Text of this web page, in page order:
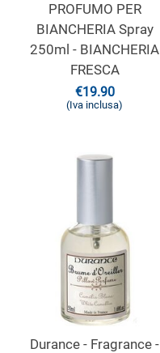
PROFUMO PER
BIANCHERIA Spray
250ml - BIANCHERIA
FRESCA
€19.90
(Iva inclusa)
Durance - Fragrance -